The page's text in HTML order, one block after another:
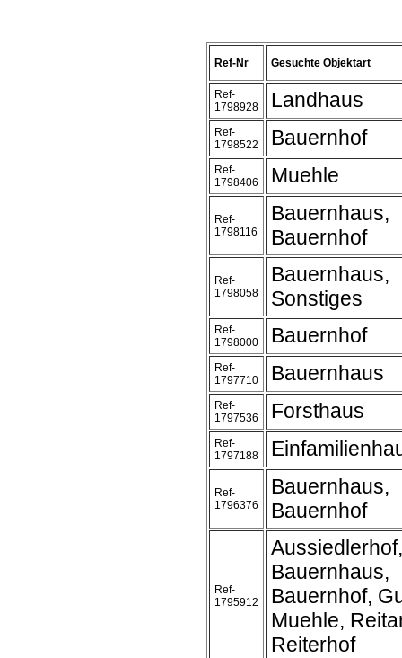
Ref-Nr Gesuchte Objektart
Ref-
1798928
Landhaus
Ref-
1798522
Bauernhof
Ref-
1798406
Muehle
Ref-
1798116
Bauernhaus,
Bauernhof
Ref-
1798058
Bauernhaus,
Sonstiges
Ref-
1798000
Bauernhof
Ref-
1797710
Bauernhaus
Ref-
1797536
Forsthaus
Ref-
1797188
Ref-
1796376
Bauernhaus,
Bauernhof
Ref-
1795912
Aussiedlerhof,
Bauernhaus,
Bauernhof,
Muehle,
Reiterhof